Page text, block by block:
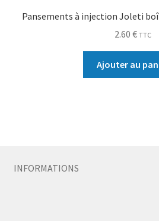
Pansements à injection Joleti
2.60 € TTC
Ajouter au
INFORMATIONS